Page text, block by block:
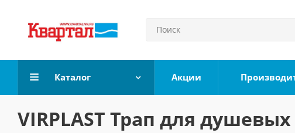
Каталог Акции
VIRPLAST Трап для